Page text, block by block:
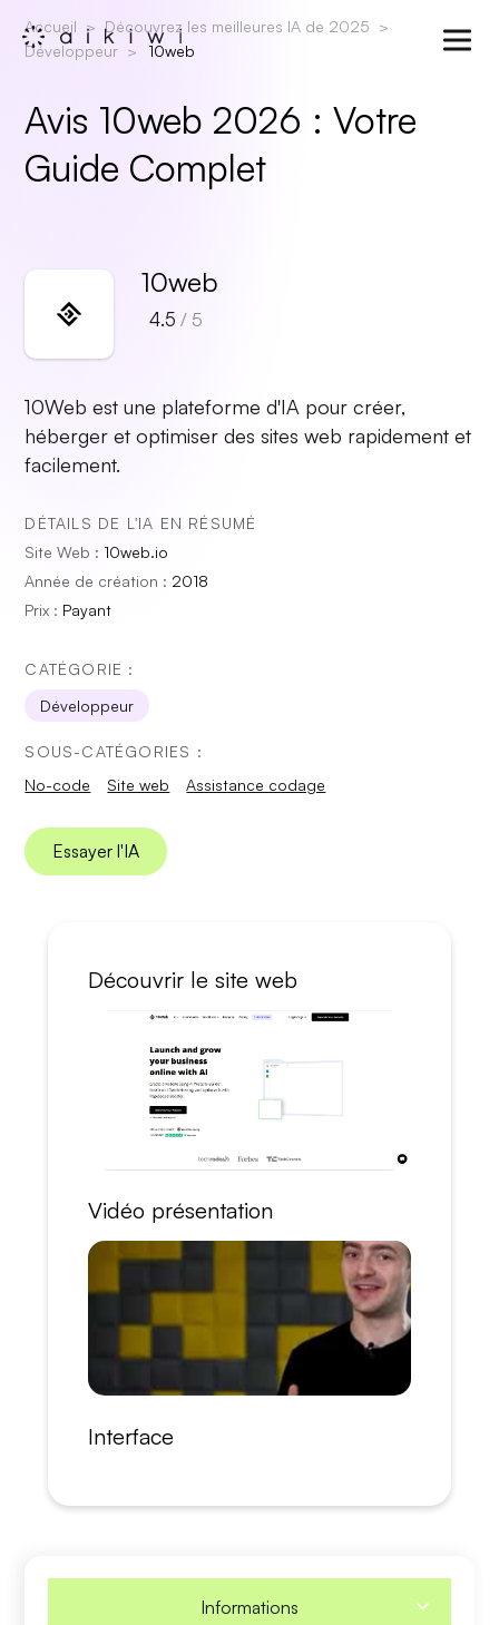
Accueil
Découvrez les meilleures IA de 2025
Développeur
10web
Avis 10web 2026 : Votre
Guide Complet
10web
4.5 / 5
10Web est une plateforme d'IA pour créer,
héberger et optimiser des sites web rapidement et
facilement.
DÉTAILS DE L'IA EN RÉSUMÉ
Site Web : 10web.io
Année de création : 2018
Prix : Payant
CATÉGORIE :
Développeur
SOUS-CATÉGORIES :
No-code
Site web Assistance codage
Essayer l'IA
Découvrir le site web
Vidéo présentation
Interface
Informations